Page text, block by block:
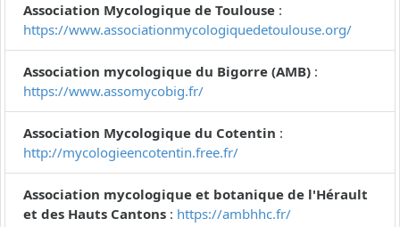
Association Mycologique de Toulouse :
https://www.associationmycologiquedetoulouse.org/
Association mycologique du Bigorre (AMB) :
https://www.assomycobig.fr/
Association Mycologique du Cotentin :
http://mycologieencotentin.free.fr/
Association mycologique et botanique de l'Hérault
et des Hauts Cantons : https://ambhhc.fr/